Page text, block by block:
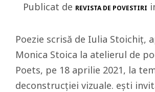
Publicat de REVISTA DE POVESTIRI
Poezie scrisă de Iulia Stoichiț,
Monica Stoica la atelierul de
Poets, pe 18 aprilie 2021, la
deconstrucției vizuale. ești